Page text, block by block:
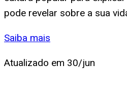
pode revelar sobre a sua
Saiba mais
Atualizado em 30/jun